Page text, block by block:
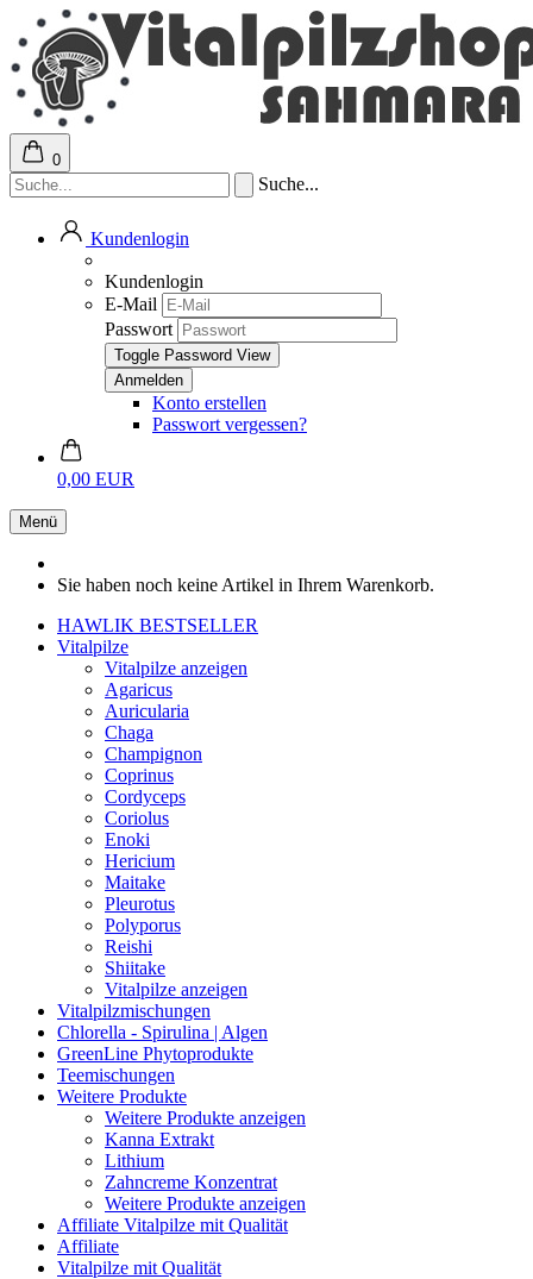
0
Suche...
Kundenlogin
Kundenlogin
E-Mail
Passwort
Toggle Password View
Konto erstellen
Passwort vergessen?
0,00 EUR
Menü
Sie haben noch keine Artikel in Ihrem Warenkorb.
HAWLIK BESTSELLER
Vitalpilze
Vitalpilze anzeigen
Agaricus
Auricularia
Chaga
Champignon
Coprinus
Cordyceps
Coriolus
Enoki
Hericium
Maitake
Pleurotus
Polyporus
Reishi
Shiitake
Vitalpilze anzeigen
Vitalpilzmischungen
Chlorella - Spirulina | Algen
GreenLine Phytoprodukte
Teemischungen
Weitere Produkte
Weitere Produkte anzeigen
Kanna Extrakt
Lithium
Zahncreme Konzentrat
Weitere Produkte anzeigen
Affiliate Vitalpilze mit Qualität
Affiliate
Vitalpilze mit Qualität